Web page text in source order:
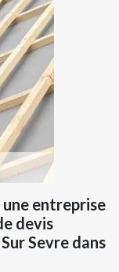
une entreprise
devis
Sevre dans